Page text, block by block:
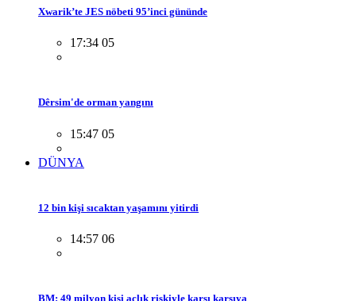
Xwarik’te JES nöbeti 95’inci gününde
17:34 05
Dêrsim'de orman yangını
15:47 05
DÜNYA
12 bin kişi sıcaktan yaşamını yitirdi
14:57 06
BM: 49 milyon kişi açlık riskiyle karşı karşıya